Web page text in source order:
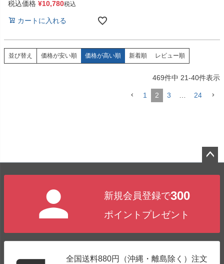
税込価格 ¥10,780税込
カートに入れる
並び替え 価格が安い順 価格が高い順 新着順 レビュー順
469件中 21-40件表示
1 2 3 24
新規会員登録で300
ポイントプレゼント
全国送料880円（沖縄・離島除く）注文